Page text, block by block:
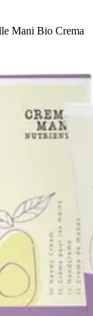
Mani Bio Crema